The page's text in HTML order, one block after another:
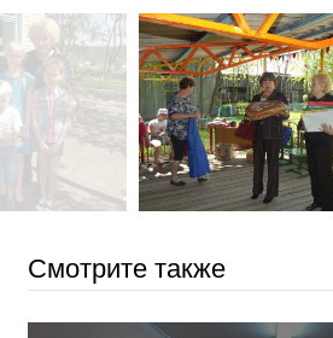
Смотрите также